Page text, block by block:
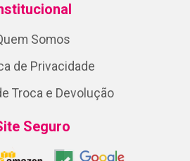
Somos
de Privacidade
Troca e Devolução
Seguro